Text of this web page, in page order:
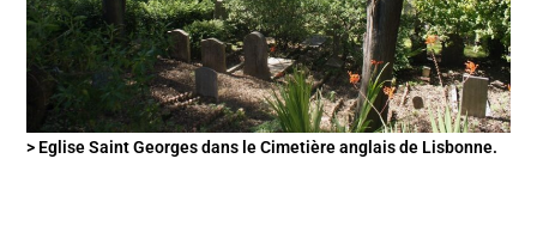
> Eglise Saint Georges dans le Cimetière anglais de Lisbonne.